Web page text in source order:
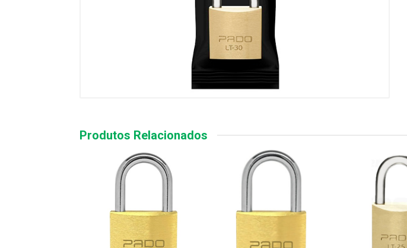
Produtos Relacionados